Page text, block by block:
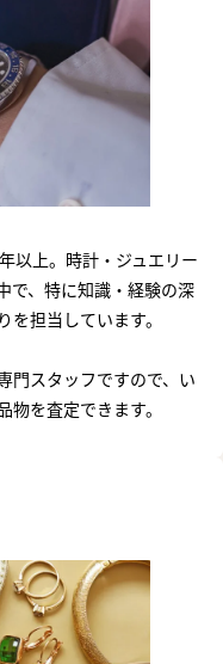
以上。時計・ジュエリー
で、特に知識・経験の深
担当しています。
門スタッフですので、い
を査定できます。